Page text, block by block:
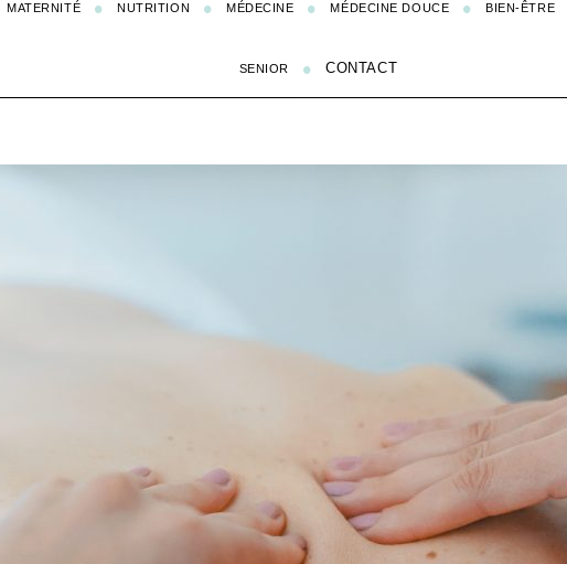
MATERNITÉ NUTRITION MÉDECINE MÉDECINE DOUCE BIEN-ÊTRE
SENIOR CONTACT